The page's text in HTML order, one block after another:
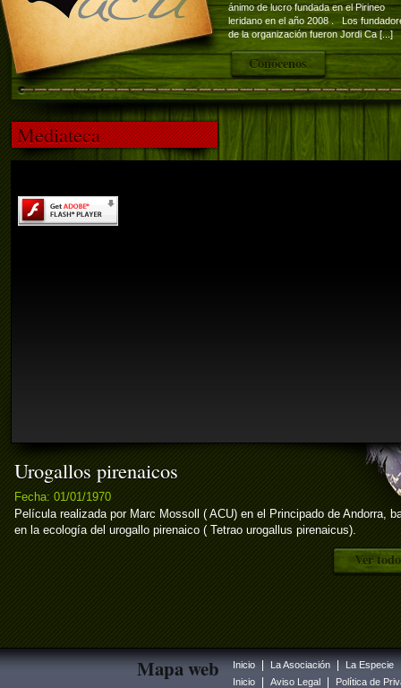
ánimo de lucro fundada en el Pirineo
leridano en el año 2008 . Los
de la organización fueron Jordi Ca [...]
Conócenos
Mediateca
Urogallos pirenaicos
Fecha: 01/01/1970
Película realizada por Marc Mossoll ( ACU) en el Principado de Andorra,
en la ecología del urogallo pirenaico ( Tetrao urogallus pirenaicus).
Ver
Mapa web Inicio La Asociación
La Especie
Inicio
Aviso Legal Política de